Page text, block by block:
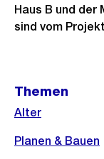
Haus B und
sind vom
Themen
Alter
Planen & Bauen